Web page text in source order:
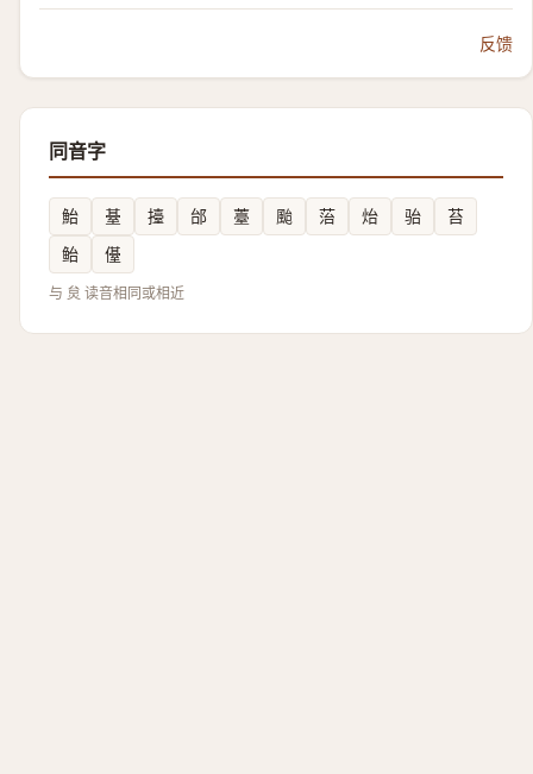
反馈
同音字
鮐 䑓 擡 邰 薹 颱 菭 炲 骀
苔
鲐
㒗
与 炱 读音相同或相近